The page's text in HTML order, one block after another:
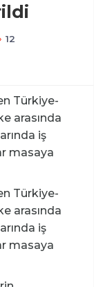
12
Türkiye-
arasında
iş
masaya
Türkiye-
arasında
iş
masaya